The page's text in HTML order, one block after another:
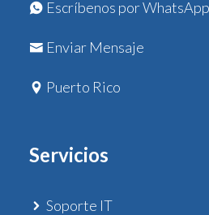
Escríbenos por WhatsApp
Enviar Mensaje
Puerto Rico
Servicios
Soporte IT